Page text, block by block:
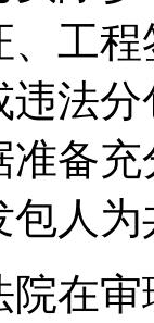
、工
法
备
人
在